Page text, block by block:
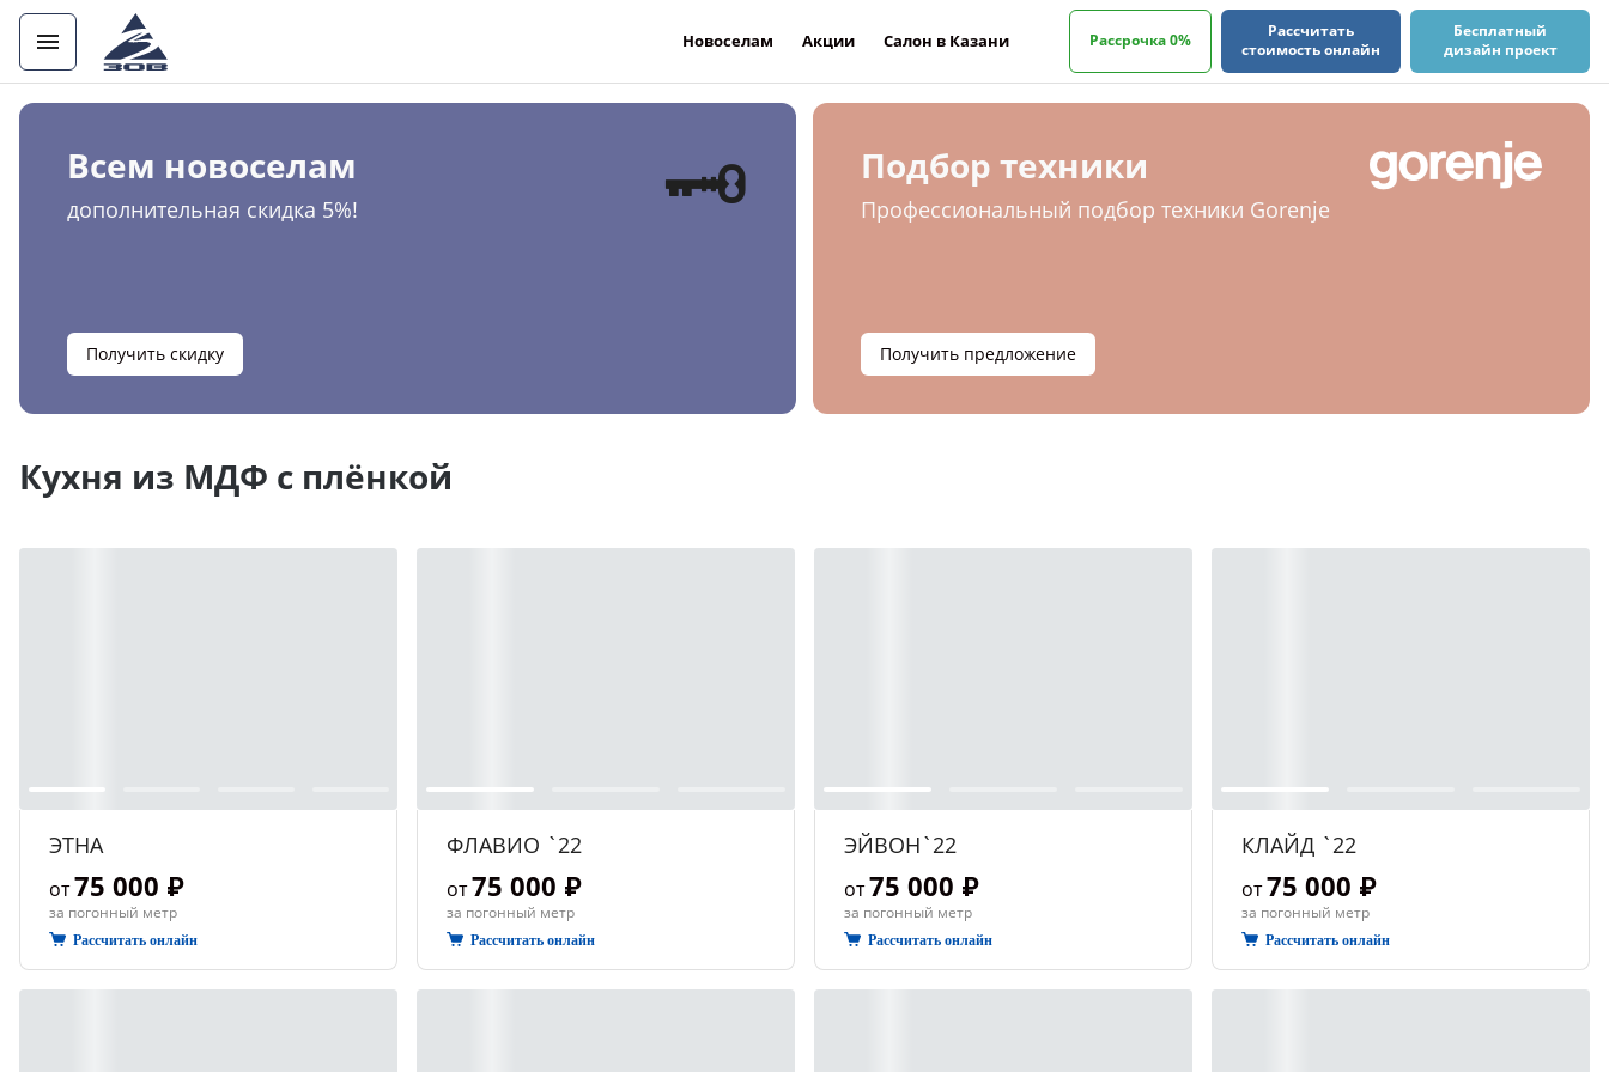
Новоселам Акции Салон в Казани Рассрочка 0%
Рассчитать
стоимость онлайн
Бесплатный
дизайн проект
Всем новоселам
дополнительная скидка 5%! 🗝
Получить скидку
Подбор техники
Профессиональный подбор техники Gorenje
Получить предложение
Кухня из МДФ с плёнкой
ЭТНА
от75 000 ₽
за погонный метр
Рассчитать онлайн
ФЛАВИО `22
от75 000 ₽
за погонный метр
Рассчитать онлайн
ЭЙВОН`22
от75 000 ₽
за погонный метр
Рассчитать онлайн
КЛАЙД `22
от75 000 ₽
за погонный метр
Рассчитать онлайн